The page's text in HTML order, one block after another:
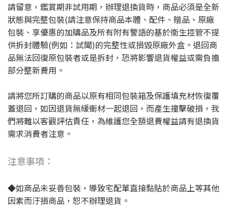
請留意，鑑賞期非試用期，辦理退換貨時，商品必須是全新
狀態與完整包裝(請注意保持商品本體、配件、贈品、原廠
包裝、享優惠的加購品及所有附有警語的基於衛生控管不提
供拆封體驗(例如：試聞)的完整性或損毀原廠外盒。退回商
品無法回復原包裝者或是拆封，恐將影響退貨權益或需負擔
部分整新費用。
請將您所訂購的商品以原有相同包裝箱及保護填充材恢復覆
蓋退回，如因退貨無緩衝材一起退回，而產生撞擊破損，我
們將難以客觀評估責任，為維護您全額退費權益請有退換貨
需求消費者注意。
注意事項：
◆如商品未妥善包裝，導致宅配單直接黏貼於商品上等其他
因素而汙損商品，恕不辦理退貨。